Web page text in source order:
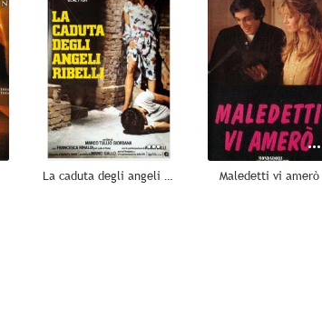
La caduta degli angeli ribelli Maledetti vi amerò